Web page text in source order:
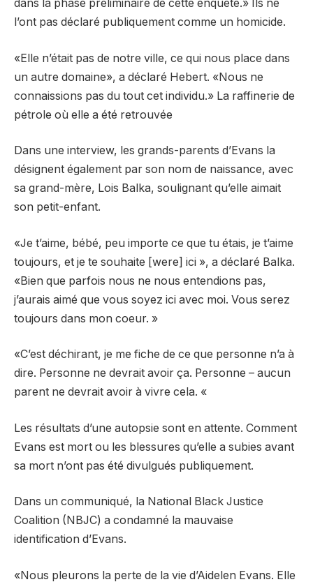
dans la phase préliminaire de cette enquête.» Ils ne
l’ont pas déclaré publiquement comme un homicide.
«Elle n’était pas de notre ville, ce qui nous place dans
un autre domaine», a déclaré Hebert. «Nous ne
connaissions pas du tout cet individu.» La raffinerie de
pétrole où elle a été retrouvée
Dans une interview, les grands-parents d’Evans la
désignent également par son nom de naissance, avec
sa grand-mère, Lois Balka, soulignant qu’elle aimait
son petit-enfant.
«Je t’aime, bébé, peu importe ce que tu étais, je t’aime
toujours, et je te souhaite [were] ici », a déclaré Balka.
«Bien que parfois nous ne nous entendions pas,
j’aurais aimé que vous soyez ici avec moi. Vous serez
toujours dans mon coeur. »
«C’est déchirant, je me fiche de ce que personne n’a à
dire. Personne ne devrait avoir ça. Personne – aucun
parent ne devrait avoir à vivre cela. «
Les résultats d’une autopsie sont en attente. Comment
Evans est mort ou les blessures qu’elle a subies avant
sa mort n’ont pas été divulgués publiquement.
Dans un communiqué, la National Black Justice
Coalition (NBJC) a condamné la mauvaise
identification d’Evans.
«Nous pleurons la perte de la vie d’Aidelen Evans. Elle